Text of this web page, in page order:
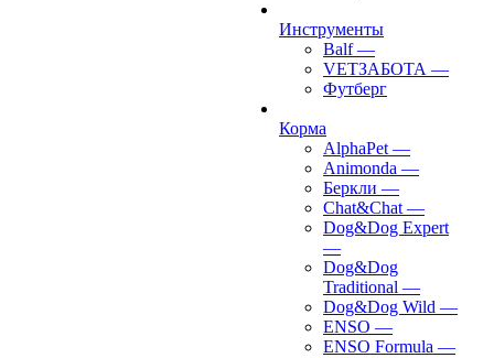
Инструменты
Balf —
VETЗАБОТА —
Футберг
Корма
AlphaPet —
Animonda —
Беркли —
Chat&Chat —
Dog&Dog Expert
—
Dog&Dog
Traditional —
Dog&Dog Wild —
ENSO —
ENSO Formula —